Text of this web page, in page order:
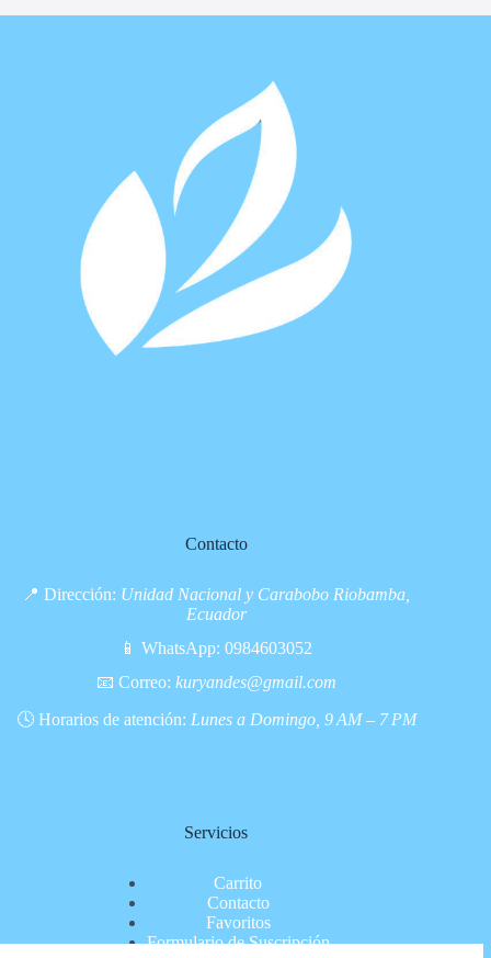
Contacto
📍 Dirección: Unidad Nacional y Carabobo Riobamba,
Ecuador
📱 WhatsApp:0984603052
📧 Correo: kuryandes@gmail.com
🕓 Horarios de atención: Lunes a Domingo, 9 AM – 7 PM
Servicios
Carrito
Contacto
Favoritos
Formulario de Suscripción